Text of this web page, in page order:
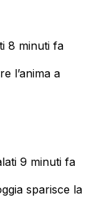
8 minuti fa
l’anima a
9 minuti fa
sparisce la